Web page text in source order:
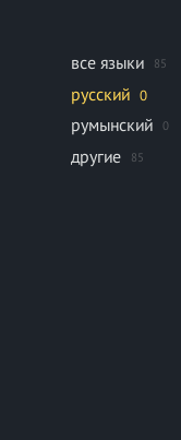
все языки 85
русский 0
румынский 0
другие 85